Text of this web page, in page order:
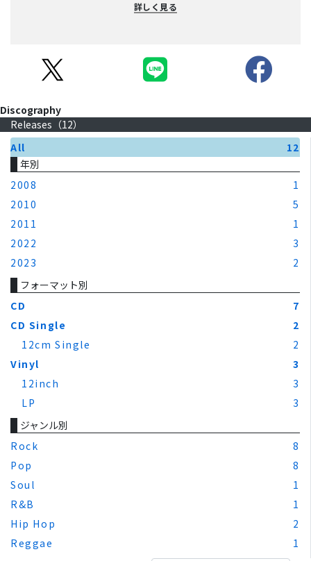
詳しく見る
Discography
Releases（12）
All
12
年別
2008
1
2010
5
2011
1
2022
3
2023
2
フォーマット別
CD
7
CD Single
2
12cm Single
2
Vinyl
3
12inch
3
LP
3
ジャンル別
Rock
8
Pop
8
Soul
1
R&B
1
Hip Hop
2
Reggae
1